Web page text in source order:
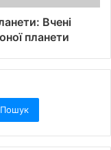
Вчені
планети
Пошук